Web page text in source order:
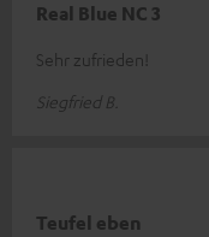
Real Blue NC 3
Sehr zufrieden!
Siegfried B.
Teufel eben